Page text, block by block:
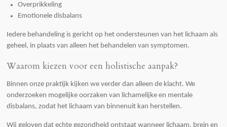
Overprikkeling
Emotionele disbalans
Iedere behandeling is gericht op het ondersteunen van het lichaam als
geheel, in plaats van alleen het behandelen van symptomen.
Waarom kiezen voor een holistische aanpak?
Binnen onze praktijk kijken we verder dan alleen de klacht. We
onderzoeken mogelijke oorzaken van lichamelijke en mentale
disbalans, zodat het lichaam van binnenuit kan herstellen.
Wij geloven dat echte gezondheid ontstaat wanneer lichaam, brein en